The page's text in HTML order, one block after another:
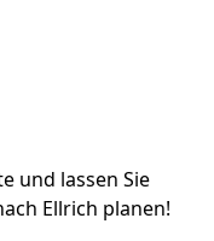
und lassen Sie
Ellrich planen!